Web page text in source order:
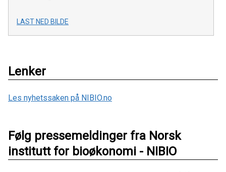
LAST NED BILDE
Lenker
Les nyhetssaken på NIBIO.no
Følg pressemeldinger fra Norsk
institutt for bioøkonomi - NIBIO